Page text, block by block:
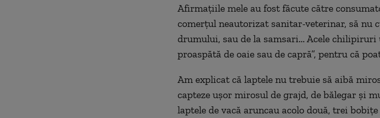
Afirmațiile mele au fost făcute către
comerțul neautorizat sanitar-veterinar, să nu
drumului, sau de la samsari... Acele chilipiruri
proaspătă de oaie sau de capră”, pentru că
Am explicat că laptele nu trebuie să aibă
capteze ușor mirosul de grajd, de bălegar și
laptele de vacă aruncau acolo două, trei